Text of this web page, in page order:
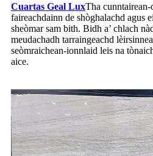
Cuartas Geal LuxTha
faireachdainn de shòghalachd agus
sheòmar sam bith. Bidh a’ chlach
meudachadh tarraingeachd
seòmraichean-ionnlaid leis na
aice.